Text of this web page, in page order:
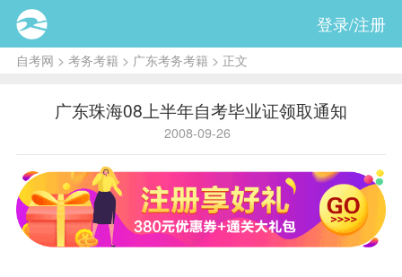
登录/注册
自考网 > 考务考籍 > 广东考务考籍 > 正文
广东珠海08上半年自考毕业证领取通知
2008-09-26